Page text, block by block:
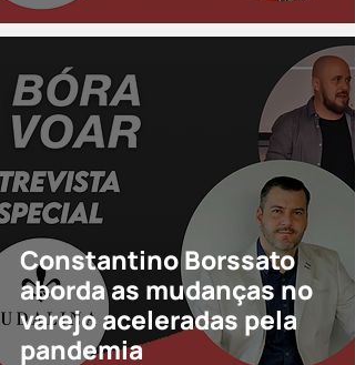
Constantino Borssato
aborda as mudanças no
varejo aceleradas pela
pandemia